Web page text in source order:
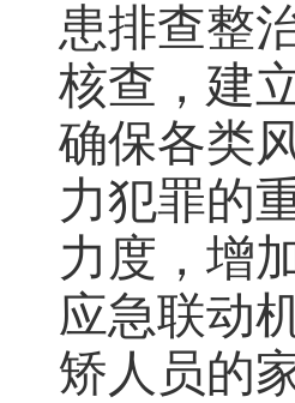
患排查整
核查，建
确保各类
力犯罪的
力度，增
应急联动
矫人员的